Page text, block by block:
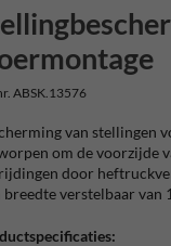
ABSK.13576
van stellingen
om de voorzijde
door
breedte verstelbaar